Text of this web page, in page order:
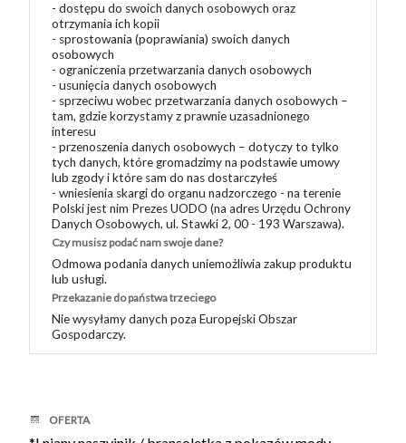
- dostępu do swoich danych osobowych oraz
otrzymania ich kopii
- sprostowania (poprawiania) swoich danych
osobowych
- ograniczenia przetwarzania danych osobowych
- usunięcia danych osobowych
- sprzeciwu wobec przetwarzania danych osobowych –
tam, gdzie korzystamy z prawnie uzasadnionego
interesu
- przenoszenia danych osobowych – dotyczy to tylko
tych danych, które gromadzimy na podstawie umowy
lub zgody i które sam do nas dostarczyłeś
- wniesienia skargi do organu nadzorczego - na terenie
Polski jest nim Prezes UODO (na adres Urzędu Ochrony
Danych Osobowych, ul. Stawki 2, 00 - 193 Warszawa).
Czy musisz podać nam swoje dane?
Odmowa podania danych uniemożliwia zakup produktu
lub usługi.
Przekazanie do państwa trzeciego
Nie wysyłamy danych poza Europejski Obszar
Gospodarczy.
OFERTA